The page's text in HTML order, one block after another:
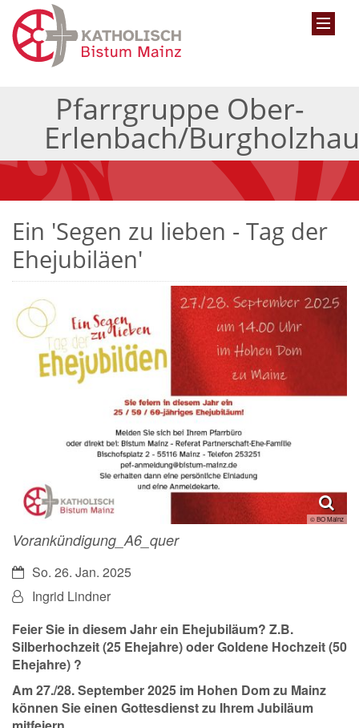
Pfarrgruppe Ober-
Erlenbach/
Ein 'Segen zu lieben - Tag der
Ehejubiläen'
© BO Mainz
Vorankündigung_A6_quer
Datum:So. 26. Jan. 2025
Von:Ingrid Lindner
Feier Sie in diesem Jahr ein Ehejubiläum? Z.B.
Silberhochzeit (25 Ehejahre) oder Goldene Hochzeit (50
Ehejahre) ?
Am 27./28. September 2025 im Hohen Dom zu Mainz
können Sie einen Gottesdienst zu Ihrem Jubiläum